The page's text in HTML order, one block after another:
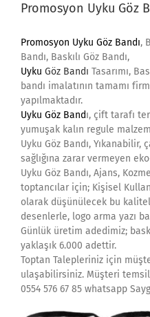
Promosyon Uyku Göz
Promosyon Uyku Göz Bandı,
Bandı, Baskılı Göz Bandı,
Uyku Göz Bandı Tasarımı,
bandı imalatının tamamı
yapılmaktadır.
Uyku Göz Bandı, çift tarafı
yumuşak kalın regule
Uyku Göz Bandı,
sağlığına zarar vermeyen
Uyku Göz Bandı, Ajans,
toptancılar için; Kişisel
olarak düşünülecek bu
desenlerle, logo arma yazı
Günlük üretim adedimiz;
yaklaşık 6.000 adettir.
Toptan Talepleriniz için
ulaşabilirsiniz. Müşteri
0554 576 67 85 whatsapp